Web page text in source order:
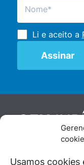
Usamos
Li e aceito a
GEN
De maneira
juristas e